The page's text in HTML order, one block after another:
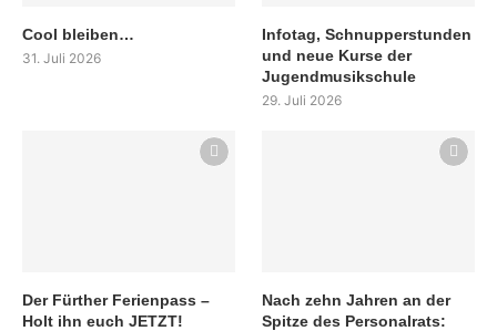
Cool bleiben…
31. Juli 2026
Infotag, Schnupperstunden
und neue Kurse der
Jugendmusikschule
29. Juli 2026
Der Fürther Ferienpass –
Holt ihn euch JETZT!
Nach zehn Jahren an der
Spitze des Personalrats: